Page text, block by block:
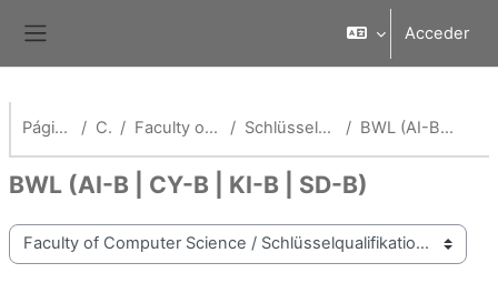
Acceder
Página Principal Cursos Faculty of Computer Science Schlüsselqualifikationen Fak AI BWL (AI-B | CY-B | KI-B | SD-B)
BWL (AI-B | CY-B | KI-B | SD-B)
Categorías